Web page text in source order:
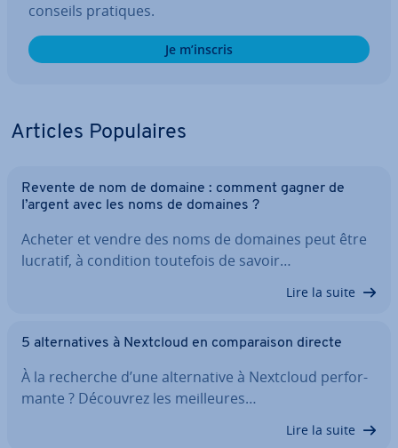
conseils pratiques.
Je m’inscris
Articles Po­pu­laires
Revente de nom de domaine : comment gagner de
l’argent avec les noms de domaines ?
Acheter et vendre des noms de domaines peut être
lucratif, à condition toutefois de savoir…
Lire la suite
5 al­ter­na­tives à Nextcloud en com­pa­rai­son directe
À la recherche d’une al­ter­na­tive à Nextcloud per­for­
mante ? Découvrez les meil­leures…
Lire la suite